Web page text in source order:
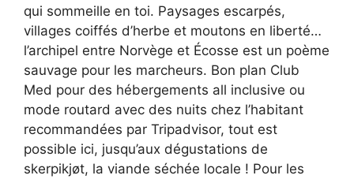
qui sommeille en toi. Paysages escarpés,
villages coiffés d’herbe et moutons en liberté…
l’archipel entre Norvège et Écosse est un poème
sauvage pour les marcheurs. Bon plan Club
Med pour des hébergements all inclusive ou
mode routard avec des nuits chez l’habitant
recommandées par Tripadvisor, tout est
possible ici, jusqu’aux dégustations de
skerpikjøt, la viande séchée locale ! Pour les